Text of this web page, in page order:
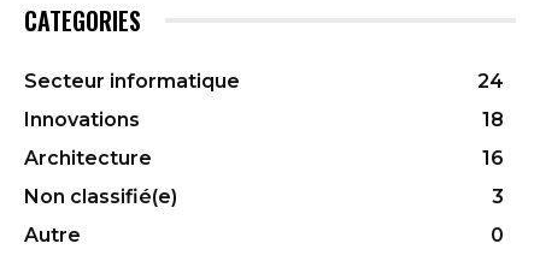
CATEGORIES
Secteur informatique
24
Innovations
18
Architecture
16
Non classifié(e)
3
Autre
0